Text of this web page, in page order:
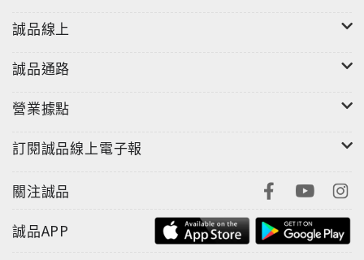
誠品線上
誠品通路
營業據點
訂閱誠品線上電子報
關注誠品
誠品APP